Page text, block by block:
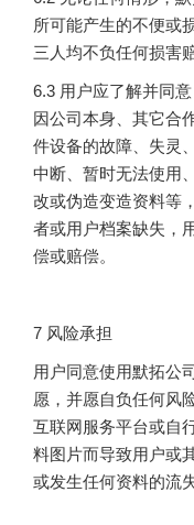
所可能产生的不便或
三人均不负任何损害
6.3 用户应了解并同
因公司本身、其它合
件设备的故障、失灵
中断、暂时无法使用
改或伪造变造资料等
者或用户档案缺失，
偿或赔偿。
7 风险承担
用户同意使用默拓公
愿，并愿自负任何风
互联网服务平台或自
料图片而导致用户或
或发生任何资料的流